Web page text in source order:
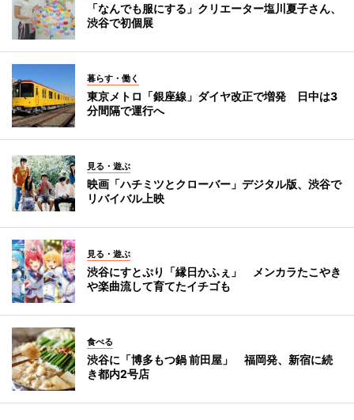
「なんでも服にする」クリエーター塩川夏子さん、
渋谷で初個展
暮らす・働く
東京メトロ「銀座線」ダイヤ改正で増発 日中は3
分間隔で運行へ
見る・遊ぶ
映画「ハチミツとクローバー」デジタル版、渋谷で
リバイバル上映
見る・遊ぶ
渋谷にすとぷり「縁日かふぇ」 メンカラたこやき
や楽曲流して育てたイチゴも
食べる
渋谷に「博多もつ鍋 前田屋」 福岡発、新宿に続
き都内2号店